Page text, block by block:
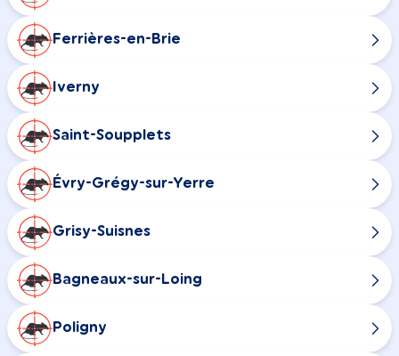
Ferrières-en-Brie
Iverny
Saint-Soupplets
Évry-Grégy-sur-Yerre
Grisy-Suisnes
Bagneaux-sur-Loing
Poligny